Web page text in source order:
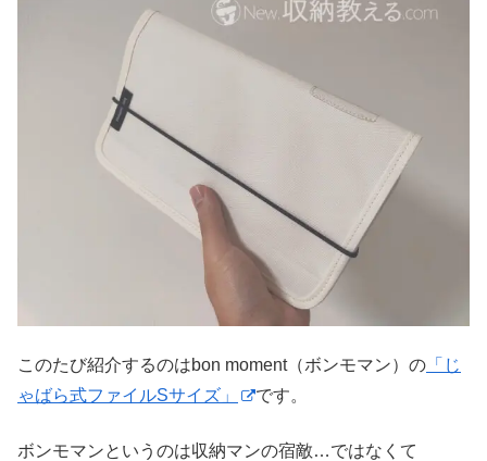
このたび紹介するのはbon moment（ボンモマン）の 「じ
ゃばら式ファイルSサイズ」
です。
ボンモマンというのは収納マンの宿敵…ではなくて